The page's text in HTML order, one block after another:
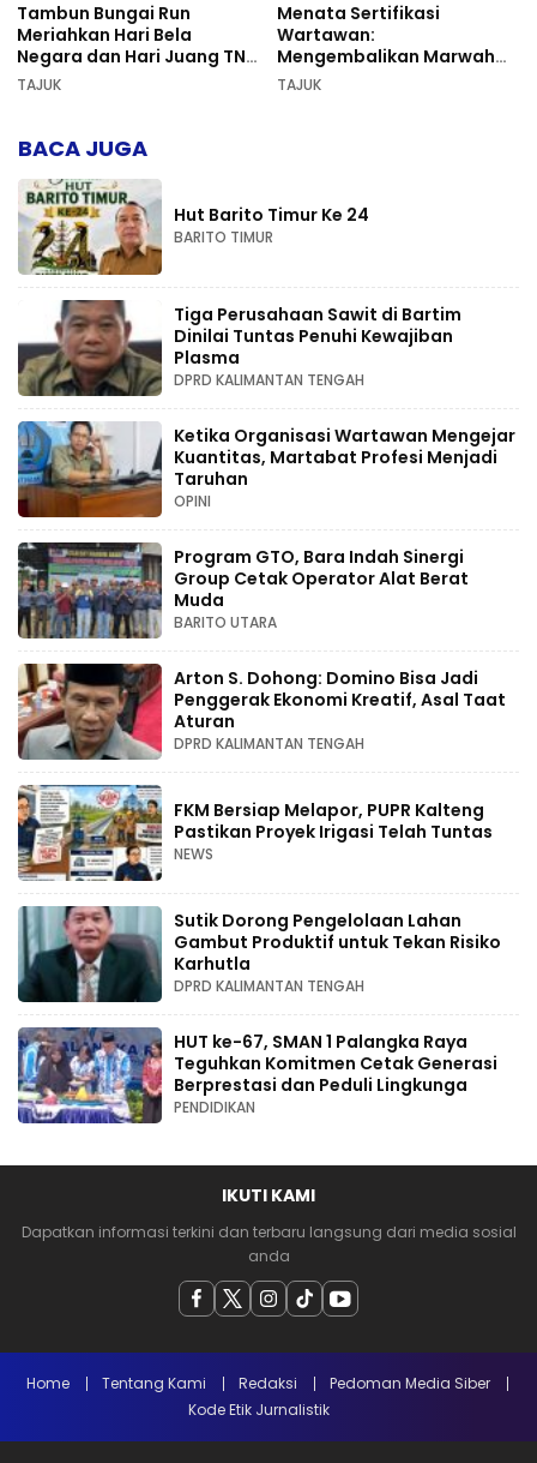
Tambun Bungai Run
Meriahkan Hari Bela
Negara dan Hari Juang TNI
AD di Palangka Raya
TAJUK
Menata Sertifikasi
Wartawan:
Mengembalikan Marwah
Pers dan Keadilan
TAJUK
BACA JUGA
Hut Barito Timur Ke 24
BARITO TIMUR
Tiga Perusahaan Sawit di Bartim
Dinilai Tuntas Penuhi Kewajiban
Plasma
DPRD KALIMANTAN TENGAH
Ketika Organisasi Wartawan Mengejar
Kuantitas, Martabat Profesi Menjadi
Taruhan
OPINI
Program GTO, Bara Indah Sinergi
Group Cetak Operator Alat Berat
Muda
BARITO UTARA
Arton S. Dohong: Domino Bisa Jadi
Penggerak Ekonomi Kreatif, Asal Taat
Aturan
DPRD KALIMANTAN TENGAH
FKM Bersiap Melapor, PUPR Kalteng
Pastikan Proyek Irigasi Telah Tuntas
NEWS
Sutik Dorong Pengelolaan Lahan
Gambut Produktif untuk Tekan Risiko
Karhutla
DPRD KALIMANTAN TENGAH
HUT ke-67, SMAN 1 Palangka Raya
Teguhkan Komitmen Cetak Generasi
Berprestasi dan Peduli Lingkunga
PENDIDIKAN
IKUTI KAMI
Dapatkan informasi terkini dan terbaru langsung dari media sosial
anda
Home Tentang Kami Redaksi
Pedoman Media Siber
Kode Etik Jurnalistik